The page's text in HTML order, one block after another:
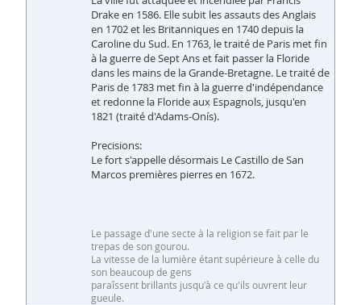
Drake en 1586. Elle subit les assauts des Anglais
en 1702 et les Britanniques en 1740 depuis la
Caroline du Sud. En 1763, le traité de Paris met fin
à la guerre de Sept Ans et fait passer la Floride
dans les mains de la Grande-Bretagne. Le traité de
Paris de 1783 met fin à la guerre d'indépendance
et redonne la Floride aux Espagnols, jusqu'en
1821 (traité d'Adams-Onís).
Precisions:
Le fort s'appelle désormais Le Castillo de San
Marcos premières pierres en 1672.
Le passage d'une secte à la religion se fait par le
trepas de son gourou.
La vitesse de la lumière étant supérieure à celle du
son beaucoup de gens
paraîssent brillants jusqu'à ce qu'ils ouvrent leur
gueule.